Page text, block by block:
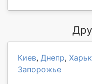
Киев, Днепр,
Запорожье